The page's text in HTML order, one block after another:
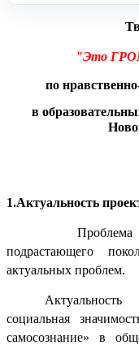
"Это
по
в
1.Актуальность
подрастающего
актуальных проблем.
социальная
самосознание» в